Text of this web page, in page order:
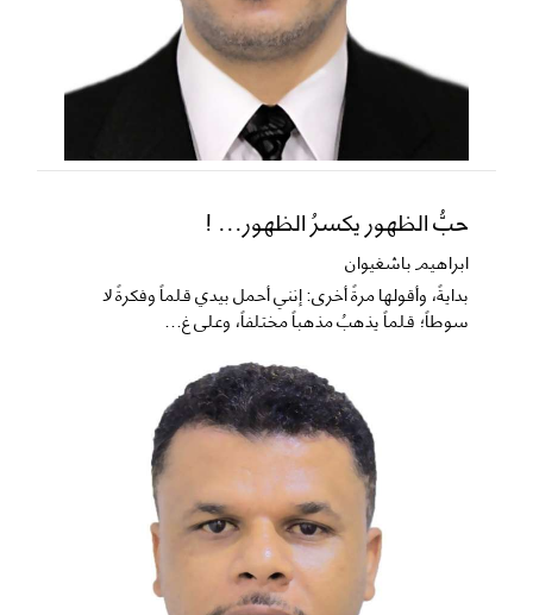
حبُّ الظهور يكسرُ الظهور... !
ابراهيم باشغيوان
​بدايةً، وأقولها مرةً أخرى: إنني أحمل بيدي قلماً وفكرةً لا
سوطاً؛ قلماً يذهبُ مذهباً مختلفاً، وعلى غ...